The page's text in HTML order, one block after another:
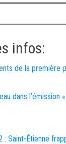
infos:
de la première
dans l’émission
: Saint-Étienne